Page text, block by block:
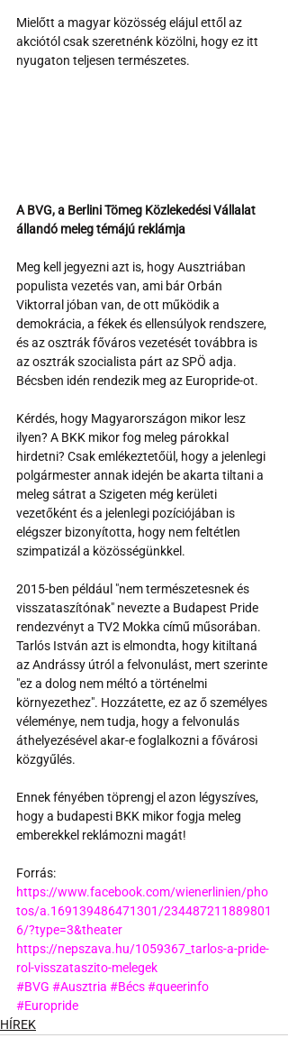
Mielőtt a magyar közösség elájul ettől az
akciótól csak szeretnénk közölni, hogy ez itt
nyugaton teljesen természetes.
A BVG, a Berlini Tömeg Közlekedési Vállalat
állandó meleg témájú reklámja
Meg kell jegyezni azt is, hogy Ausztriában
populista vezetés van, ami bár Orbán
Viktorral jóban van, de ott működik a
demokrácia, a fékek és ellensúlyok rendszere,
és az osztrák főváros vezetését továbbra is
az osztrák szocialista párt az SPÖ adja.
Bécsben idén rendezik meg az Europride-ot.
Kérdés, hogy Magyarországon mikor lesz
ilyen? A BKK mikor fog meleg párokkal
hirdetni? Csak emlékeztetőül, hogy a jelenlegi
polgármester annak idején be akarta tiltani a
meleg sátrat a Szigeten még kerületi
vezetőként és a jelenlegi pozíciójában is
elégszer bizonyította, hogy nem feltétlen
szimpatizál a közösségünkkel.
2015-ben például "nem természetesnek és
visszataszítónak" nevezte a Budapest Pride
rendezvényt a TV2 Mokka című műsorában.
Tarlós István azt is elmondta, hogy kitiltaná
az Andrássy útról a felvonulást, mert szerinte
"ez a dolog nem méltó a történelmi
környezethez". Hozzátette, ez az ő személyes
véleménye, nem tudja, hogy a felvonulás
áthelyezésével akar-e foglalkozni a fővárosi
közgyűlés.
Ennek fényében töprengj el azon légyszíves,
hogy a budapesti BKK mikor fogja meleg
emberekkel reklámozni magát!
Forrás:
https://www.facebook.com/wienerlinien/pho
tos/a.169139486471301/234487211889801
6/?type=3&theater
https://nepszava.hu/1059367_tarlos-a-pride-
rol-visszataszito-melegek
#BVG #Ausztria #Bécs#queerinfo
#Europride
HÍREK